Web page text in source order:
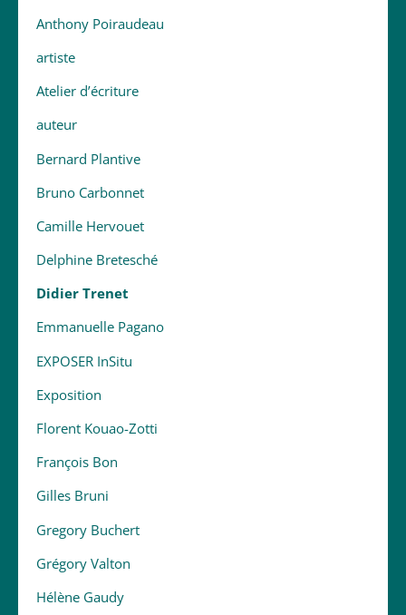
Anthony Poiraudeau
artiste
Atelier d’écriture
auteur
Bernard Plantive
Bruno Carbonnet
Camille Hervouet
Delphine Bretesché
Didier Trenet
Emmanuelle Pagano
EXPOSER InSitu
Exposition
Florent Kouao-Zotti
François Bon
Gilles Bruni
Gregory Buchert
Grégory Valton
Hélène Gaudy